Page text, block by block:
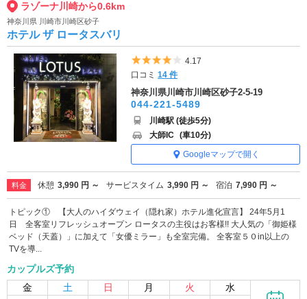
ラゾーナ川崎から0.6km
神奈川県 川崎市川崎区砂子
ホテル ザ ロータスバリ
5つ星のうち4
4.17
口コミ14 件
神奈川県川崎市川崎区砂子2-5-19
044-221-5489
川崎駅 (徒歩5分)
大師IC (車10分)
Googleマップで開く
料金 休憩 3,990 円 ～ サービスタイム 3,990 円 ～ 宿泊 7,990 円 ～
トピック① 【大人のハイダウェイ（隠れ家）ホテル進化宣言】 24年5月1
日 全客室リフレッシュオープン ロータスの主役はお客様!! 大人気の「御姫様
ベッド（天蓋）」に加えて「女優ミラー」も全室完備。 全客室５０in以上の
TVを導...
カップルズ予約
金
土 日 月 火 水